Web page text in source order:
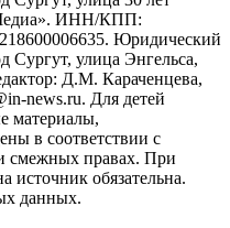
ИНН/КПП:
Юридический
улица Энгельса,
Д.М. Караченцева,
news.ru. Для детей
материалы,
в соответствии с
смежных правах. При
источник обязательна.
данных.